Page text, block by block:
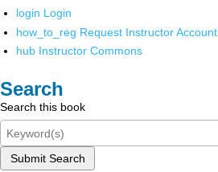
login Login
how_to_reg Request Instructor Account
hub Instructor Commons
Search
Search this book
Submit Search